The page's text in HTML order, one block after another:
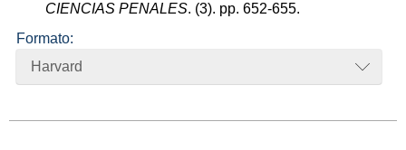
CIENCIAS PENALES. (3). pp. 652-655.
Formato:
Harvard